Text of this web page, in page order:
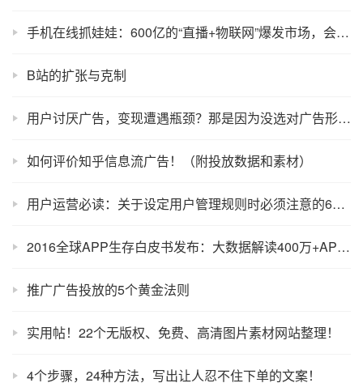
手机在线抓娃娃：600亿的“直播+物联网”爆发市场，会有你的份吗？
B站的扩张与克制
用户讨厌广告，变现遭遇瓶颈？那是因为没选对广告形式！
如何评价知乎信息流广告！（附投放数据和素材）
用户运营必读：关于设定用户管理规则时必须注意的6个要点！
2016全球APP生存白皮书发布：大数据解读400万+APP兴衰沉浮！
推广广告投放的5个黄金法则
实用帖！22个无版权、免费、高清图片素材网站整理！
4个步骤，24种方法，写出让人忍不住下单的文案！